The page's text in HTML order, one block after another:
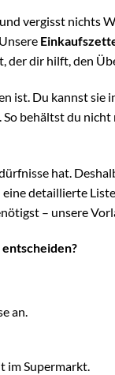
vergisst nichts
der dir hilft, den
ist. Du kannst sie
behältst du
hat.
detaillierte
– unsere
an.
im Supermarkt.